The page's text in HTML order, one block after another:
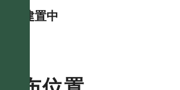
資料建置中